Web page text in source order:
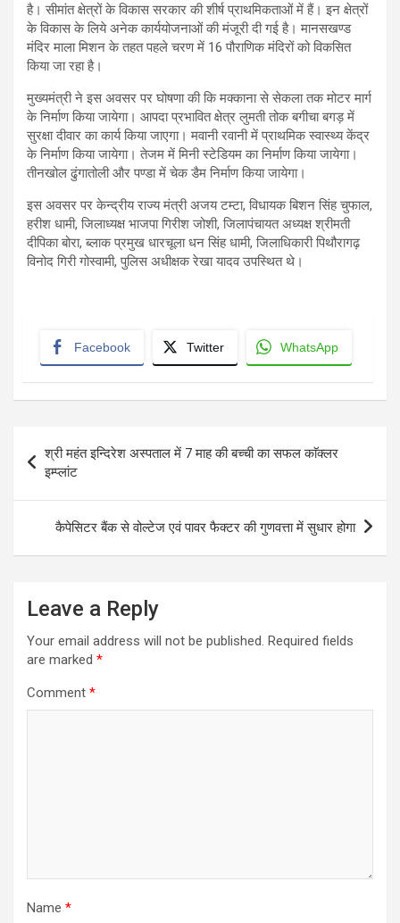
है। सीमांत क्षेत्रों के विकास सरकार की शीर्ष प्राथमिकताओं में हैं। इन क्षेत्रों
के विकास के लिये अनेक कार्ययोजनाओं की मंजूरी दी गई है। मानसखण्ड
मंदिर माला मिशन के तहत पहले चरण में 16 पौराणिक मंदिरों को विकसित
किया जा रहा है।
मुख्यमंत्री ने इस अवसर पर घोषणा की कि मक्काना से सेकला तक मोटर मार्ग
के निर्माण किया जायेगा। आपदा प्रभावित क्षेत्र लुमती तोक बगीचा बगड़ में
सुरक्षा दीवार का कार्य किया जाएगा। मवानी रवानी में प्राथमिक स्वास्थ्य केंद्र
के निर्माण किया जायेगा। तेजम में मिनी स्टेडियम का निर्माण किया जायेगा।
तीनखोल ढुंगातोली और पण्डा में चेक डैम निर्माण किया जायेगा।
इस अवसर पर केन्द्रीय राज्य मंत्री अजय टम्टा, विधायक बिशन सिंह चुफाल,
हरीश धामी, जिलाध्यक्ष भाजपा गिरीश जोशी, जिलापंचायत अध्यक्ष श्रीमती
दीपिका बोरा, ब्लाक प्रमुख धारचूला धन सिंह धामी, जिलाधिकारी पिथौरागढ़
विनोद गिरी गोस्वामी, पुलिस अधीक्षक रेखा यादव उपस्थित थे।
Facebook Twitter WhatsApp
Post
navigation
श्री महंत इन्दिरेश अस्पताल में 7 माह की बच्ची का सफल काॅक्लर
इम्प्लांट
कैपेसिटर बैंक से वोल्टेज एवं पावर फैक्टर की गुणवत्ता में सुधार होगा
Leave a Reply
Your email address will not be published. Required fields
are marked *
Comment *
Name *